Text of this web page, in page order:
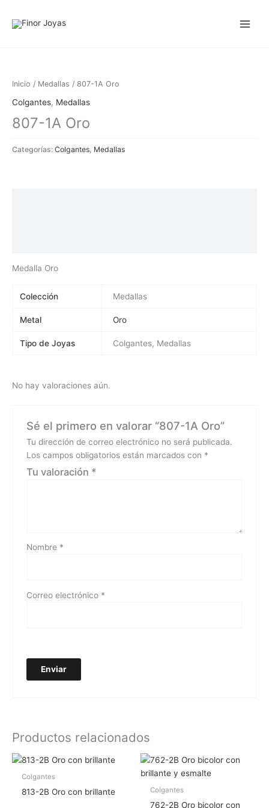
Inicio / Medallas / 807-1A Oro
Colgantes, Medallas
807-1A Oro
Categorías: Colgantes Medallas
Medalla Oro
Colección Medallas
Metal Oro
Tipo de Joyas Colgantes, Medallas
No hay valoraciones aún.
Sé el primero en valorar “807-1A Oro”
Tu dirección de correo electrónico no será publicada.
Los campos obligatorios están marcados con *
Tu valoración *
Nombre *
Correo electrónico *
Productos relacionados
Colgantes
813-2B Oro con brillante Colgantes
762-2B Oro bicolor con